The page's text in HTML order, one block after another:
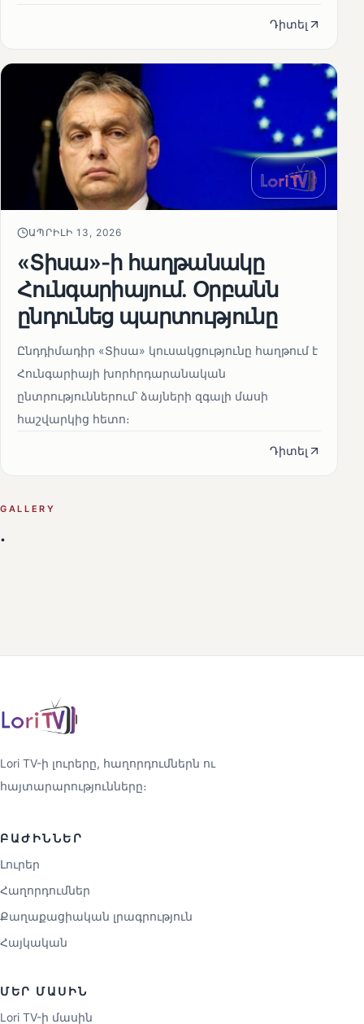
Դիտել
ԱՊՐԻԼԻ 13, 2026
«Տիսա»-ի հաղթանակը
Հունգարիայում․ Օրբանն
ընդունեց պարտությունը
Ընդդիմադիր «Տիսա» կուսակցությունը հաղթում է
Հունգարիայի խորհրդարանական
ընտրություններում՝ ձայների զգալի մասի
հաշվարկից հետո։
Դիտել
GALLERY
.
Lori TV-ի լուրերը, հաղորդումներն ու
հայտարարությունները։
ԲԱԺԻՆՆԵՐ
Լուրեր
Հաղորդումներ
Քաղաքացիական լրագրություն
Հայկական
ՄԵՐ ՄԱՍԻՆ
Lori TV-ի մասին